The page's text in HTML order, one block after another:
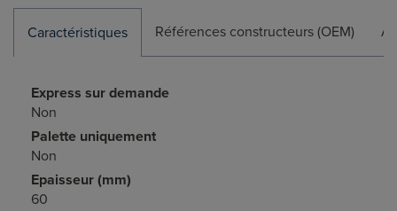
Caractéristiques Références constructeurs (OEM)
Express sur demande
Non
Palette uniquement
Non
Epaisseur (mm)
60